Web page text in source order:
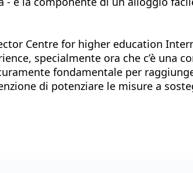
Centre for higher education
specialmente ora che c’è una
fondamentale per
di potenziare le misure a